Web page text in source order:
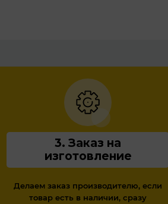
3. Заказ на
изготовление
Делаем заказ производителю, если
товар есть в наличии, сразу